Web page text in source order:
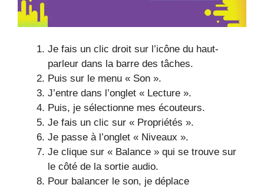
Je fais un clic droit sur l’icône du haut-
parleur dans la barre des tâches.
Puis sur le menu « Son ».
J’entre dans l’onglet « Lecture ».
Puis, je sélectionne mes écouteurs.
Je fais un clic sur « Propriétés ».
Je passe à l’onglet « Niveaux ».
Je clique sur « Balance » qui se trouve sur
le côté de la sortie audio.
Pour balancer le son, je déplace